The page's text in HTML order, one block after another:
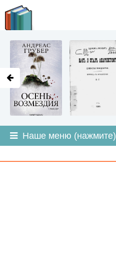
Наше меню (нажмите)
LITMIR.ORG